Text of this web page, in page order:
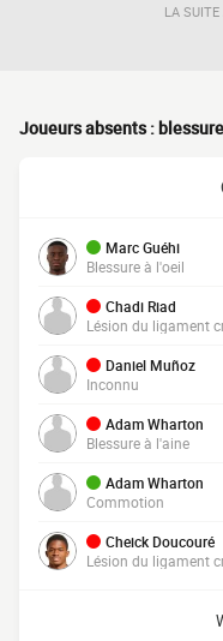
LA
Joueurs absents :
Marc Guéhi
Blessure à l'oeil
Chadi Riad
Lésion du ligament
Daniel Muñoz
Inconnu
Adam Wharton
Blessure à l'aine
Adam Wharton
Commotion
Cheick Doucouré
Lésion du ligament